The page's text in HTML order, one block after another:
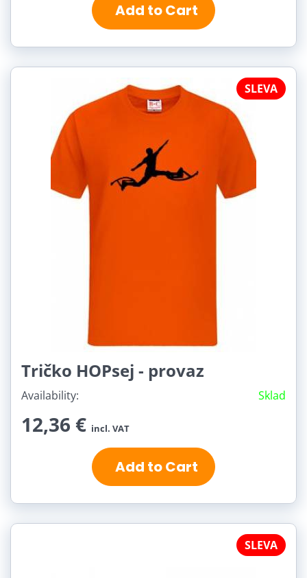
Add to Cart
SLEVA
Tričko HOPsej - provaz
Availability: Sklad
12,36 € incl. VAT
Add to Cart
SLEVA